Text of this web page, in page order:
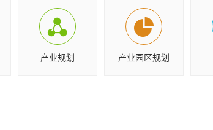
产业规划 产业园区规划